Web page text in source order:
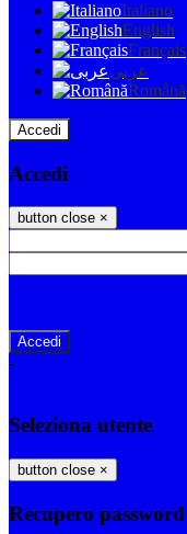
Italiano
English
Français
عربى
Română
Accedi
Accedi
button close ×
-
Seleziona utente
button close ×
Recupero password